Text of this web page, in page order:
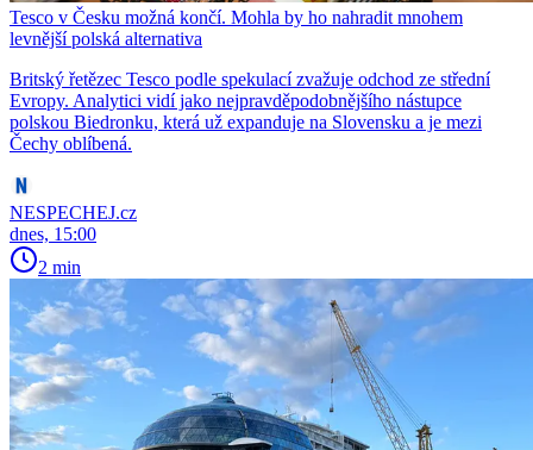
Tesco v Česku možná končí. Mohla by ho nahradit mnohem
levnější polská alternativa
Britský řetězec Tesco podle spekulací zvažuje odchod ze střední
Evropy. Analytici vidí jako nejpravděpodobnějšího nástupce
polskou Biedronku, která už expanduje na Slovensku a je mezi
Čechy oblíbená.
NESPECHEJ.cz
dnes, 15:00
2 min